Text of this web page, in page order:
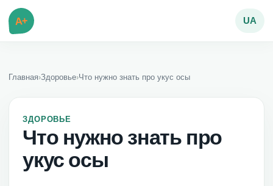
A+ UA
Главная›Здоровье›Что нужно знать про укус осы
ЗДОРОВЬЕ
Что нужно знать про
укус осы